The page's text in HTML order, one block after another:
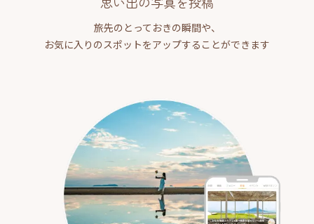
旅先のとっておきの瞬間や、
お気に入りのスポットをアップすることができます